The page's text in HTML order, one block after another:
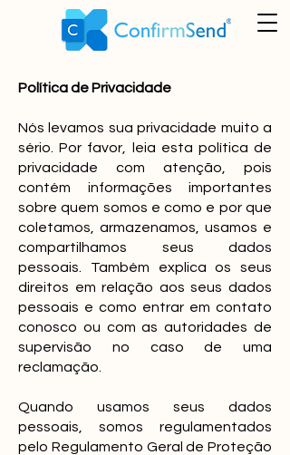
Política de Privacidade
Nós levamos sua privacidade muito a
sério. Por favor, leia esta política de
privacidade com atenção, pois
contém informações importantes
sobre quem somos e como e por que
coletamos, armazenamos, usamos e
compartilhamos seus dados
pessoais. Também explica os seus
direitos em relação aos seus dados
pessoais e como entrar em contato
conosco ou com as autoridades de
supervisão no caso de uma
reclamação.
Quando usamos seus dados
pessoais, somos regulamentados
pelo Regulamento Geral de Proteção